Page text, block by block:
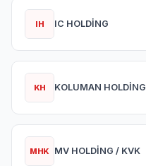
IH IC HOLDİNG
KH KOLUMAN HOLDİNG
MHK MV HOLDİNG / KVK